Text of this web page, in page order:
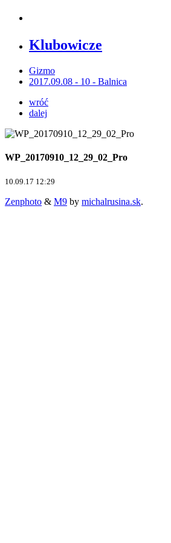
Klubowicze
Gizmo
2017.09.08 - 10 - Balnica
wróć
dalej
WP_20170910_12_29_02_Pro
10.09.17 12:29
Zenphoto & M9 by michalrusina.sk.